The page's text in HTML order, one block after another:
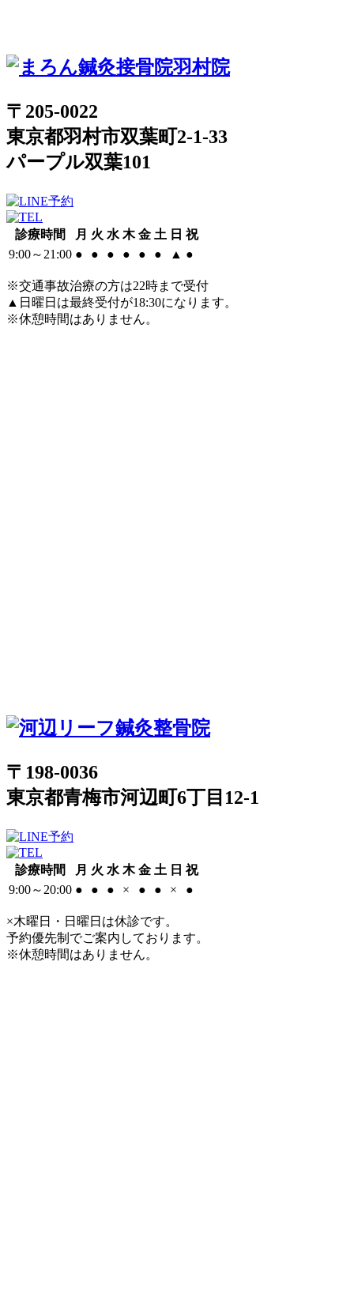
〒205-0022
東京都羽村市双葉町2-1-33
パープル双葉101
診療時間 月 火 水 木 金 土 日 祝
9:00～21:00 ● ● ● ● ● ● ▲ ●
※交通事故治療の方は22時まで受付
▲日曜日は最終受付が18:30になります。
※休憩時間はありません。
〒198-0036
東京都青梅市河辺町6丁目12-1
診療時間 月 火 水 木 金 土 日 祝
9:00～20:00 ● ● ● × ● ● × ●
×木曜日・日曜日は休診です。
予約優先制でご案内しております。
※休憩時間はありません。